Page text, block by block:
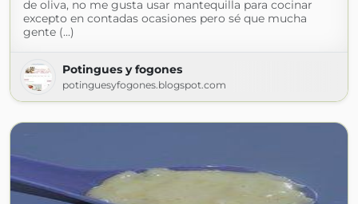
de oliva, no me gusta usar mantequilla para cocinar
excepto en contadas ocasiones pero sé que mucha
gente (...)
Potingues y fogones
potinguesyfogones.blogspot.com